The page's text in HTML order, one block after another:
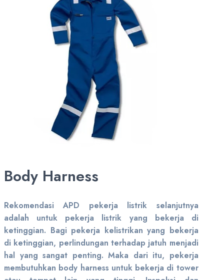
Body Harness
Rekomendasi APD pekerja listrik selanjutnya
adalah untuk pekerja listrik yang bekerja di
ketinggian. Bagi pekerja kelistrikan yang bekerja
di ketinggian, perlindungan terhadap jatuh menjadi
hal yang sangat penting. Maka dari itu, pekerja
membutuhkan body harness untuk bekerja di tower